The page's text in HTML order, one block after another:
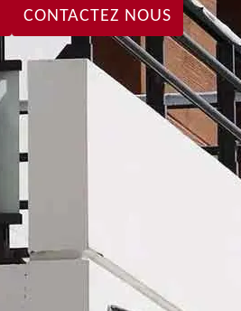
CONTACTEZ NOUS